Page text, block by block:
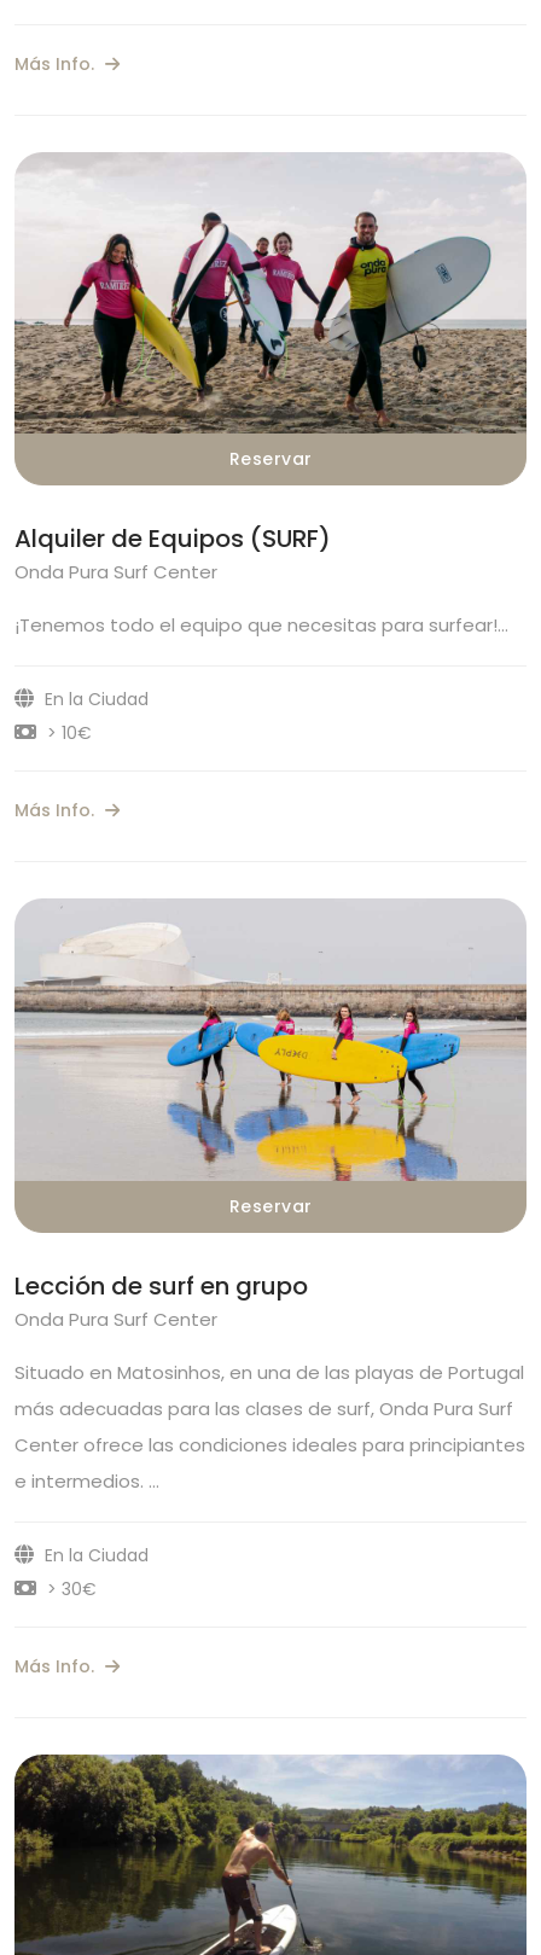
Más Info.
Reservar
Alquiler de Equipos (SURF)
Onda Pura Surf Center
¡Tenemos todo el equipo que necesitas para surfear!…
En la Ciudad
> 10€
Más Info.
Reservar
Lección de surf en grupo
Onda Pura Surf Center
Situado en Matosinhos, en una de las playas de Portugal
más adecuadas para las clases de surf, Onda Pura Surf
Center ofrece las condiciones ideales para principiantes
e intermedios. …
En la Ciudad
> 30€
Más Info.